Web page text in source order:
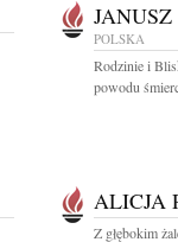
POLSKA
Rodzinie i
powodu
ALICJA
Z głębokim